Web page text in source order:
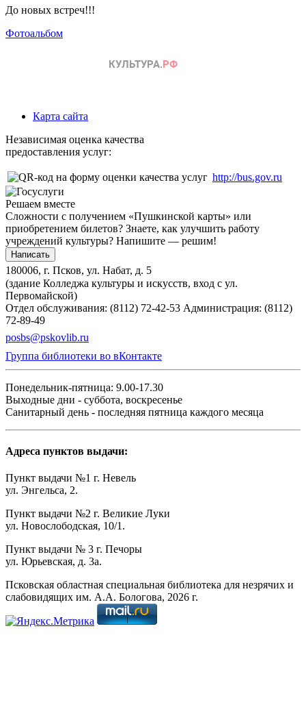
До новых встреч!!!
Фотоальбом
Карта сайта
Независимая оценка качества
предоставления услуг:
http://bus.gov.ru
Решаем вместе
Сложности с получением «Пушкинской карты» или
приобретением билетов? Знаете, как улучшить работу
учреждений культуры? Напишите — решим!
Написать
180006, г. Псков, ул. Набат, д. 5
(здание Колледжа культуры и искусств, вход с ул.
Первомайской)
Отдел обслуживания: (8112) 72-42-53 Администрация: (8112)
72-89-49
posbs@pskovlib.ru
Группа библиотеки во вКонтакте
Понедельник-пятница: 9.00-17.30
Выходные дни - суббота, воскресенье
Санитарный день - последняя пятница каждого месяца
Адреса пунктов выдачи:
Пункт выдачи №1 г. Невель
ул. Энгельса, 2.
Пункт выдачи №2 г. Великие Луки
ул. Новослободская, 10/1.
Пункт выдачи № 3 г. Печоры
ул. Юрьевская, д. 3а.
Псковская областная специальная библиотека для незрячих и
слабовидящих им. А.А. Бологова, 2026 г.